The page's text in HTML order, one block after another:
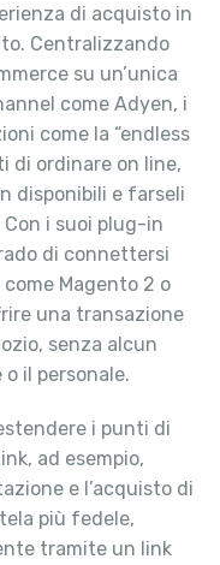
di acquisto in
Centralizzando
su un’unica
come Adyen, i
come la “endless
di ordinare on line,
disponibili e farseli
i suoi plug-in
di connettersi
Magento 2 o
una transazione
senza alcun
il personale.
i punti di
ad esempio,
e l’acquisto di
più fedele,
tramite un link